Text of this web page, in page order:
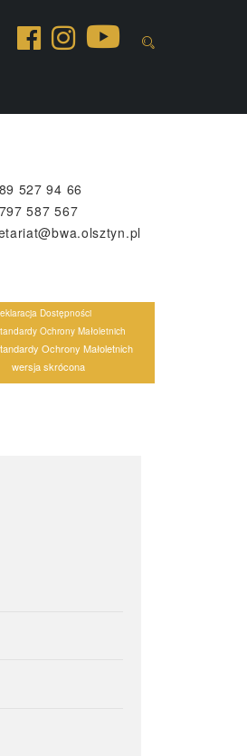
527 94 66
587 567
Dostępności
Ochrony Małoletnich
Ochrony Małoletnich
wersja skrócona